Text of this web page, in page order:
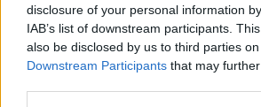
disclosure of your personal information
IAB’s list of downstream participants.
also be disclosed by us to third parties
Downstream Participants that may